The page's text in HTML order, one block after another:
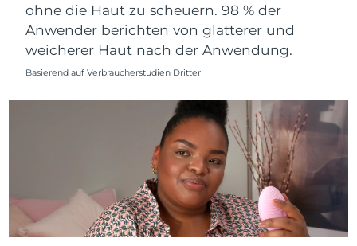
ohne die Haut zu scheuern. 98 % der
Anwender berichten von glatterer und
weicherer Haut nach der Anwendung.
Basierend auf Verbraucherstudien Dritter